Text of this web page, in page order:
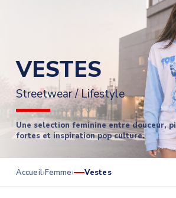
VESTES
Streetwear / Lifestyle
Une selection feminine entre douceur,
fortes et inspiration pop culture.
Accueil Femme Vestes